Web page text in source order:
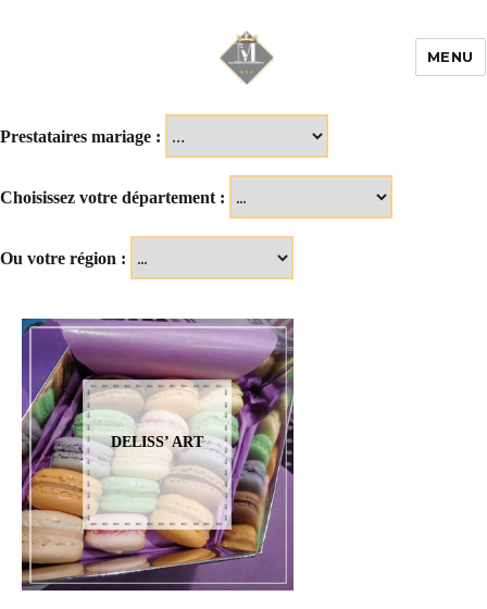
MENU
Prestataires mariage :
Choisissez votre département :
Ou votre région :
DELISS’ ART